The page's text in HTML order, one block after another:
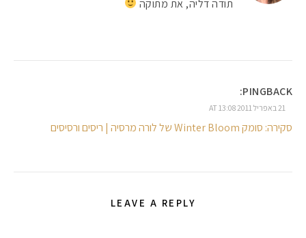
תודה דליה, את מתוקה
PINGBACK:
21 באפריל 2011 AT 13:08
סקירה: סומק Winter Bloom של לורה מרסיה | ריסים ורסיסים
LEAVE A REPLY